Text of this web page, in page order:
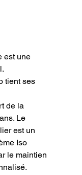
est une
tient ses
de la
Le
est un
Iso
le maintien